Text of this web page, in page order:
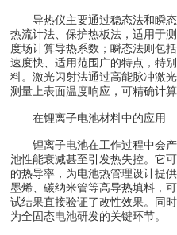
导热仪主要通过稳态法和瞬态
热流计法、保护热板法，适用于
度场计算导热系数；瞬态法则包
速度快、适用范围广的特点，特
料。激光闪射法通过高能脉冲激
测量上表面温度响应，可精确计
在锂离子电池材料中的应用
锂离子电池在工作过程中会产
池性能衰减甚至引发热失控。它
的热导率，为电池热管理设计提
墨烯、碳纳米管等高导热填料，
试结果直接验证了改性效果。同
为全固态电池研发的关键环节。